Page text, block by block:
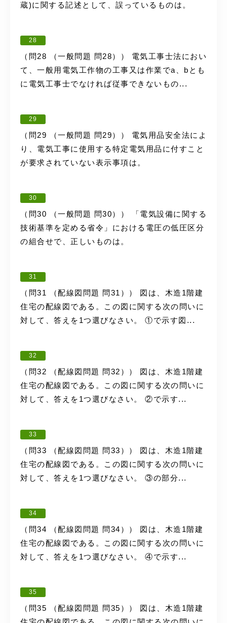
蔵)に関する記述として、誤っているものは。
28
（問28 （一般問題 問28）） 電気工事士法におい
て、一般用電気工作物の工事又は作業でa、bとも
に電気工事士でなければ従事できないもの...
29
（問29 （一般問題 問29）） 電気用品安全法によ
り、電気工事に使用する特定電気用品に付すこと
が要求されていない表示事項は。
30
（問30 （一般問題 問30）） 「電気設備に関する
技術基準を定める省令」における電圧の低圧区分
の組合せで、正しいものは。
31
（問31 （配線図問題 問31）） 図は、木造1階建
住宅の配線図である。この図に関する次の問いに
対して、答えを1つ選びなさい。 ①で示す図...
32
（問32 （配線図問題 問32）） 図は、木造1階建
住宅の配線図である。この図に関する次の問いに
対して、答えを1つ選びなさい。 ②で示す...
33
（問33 （配線図問題 問33）） 図は、木造1階建
住宅の配線図である。この図に関する次の問いに
対して、答えを1つ選びなさい。 ③の部分...
34
（問34 （配線図問題 問34）） 図は、木造1階建
住宅の配線図である。この図に関する次の問いに
対して、答えを1つ選びなさい。 ④で示す...
35
（問35 （配線図問題 問35）） 図は、木造1階建